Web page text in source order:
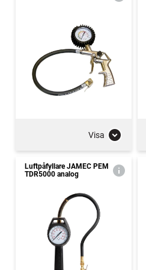
Visa
Luftpåfyllare JAMEC PEM
TDR5000 analog